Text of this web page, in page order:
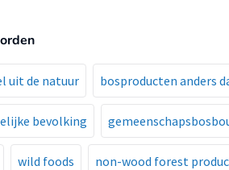
uit de natuur bosproducten anders
bevolking
wild foods non-wood forest